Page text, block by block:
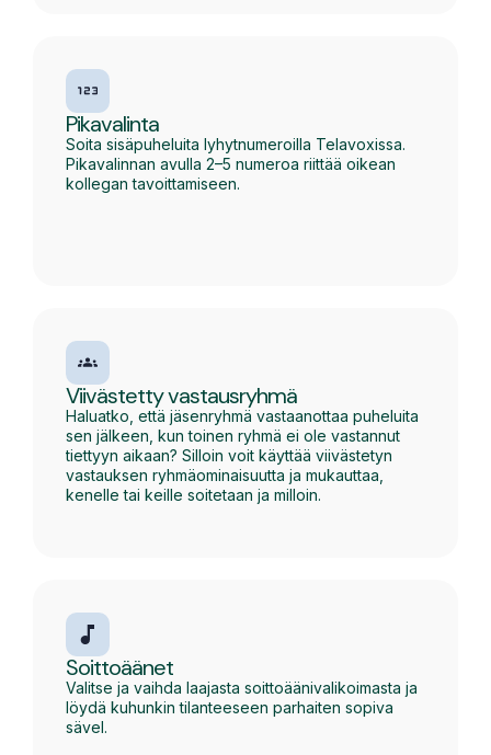
Pikavalinta
Soita sisäpuheluita lyhytnumeroilla Telavoxissa.
Pikavalinnan avulla 2–5 numeroa riittää oikean
kollegan tavoittamiseen.
Viivästetty vastausryhmä
Haluatko, että jäsenryhmä vastaanottaa puheluita
sen jälkeen, kun toinen ryhmä ei ole vastannut
tiettyyn aikaan? Silloin voit käyttää viivästetyn
vastauksen ryhmäominaisuutta ja mukauttaa,
kenelle tai keille soitetaan ja milloin.
Soittoäänet
Valitse ja vaihda laajasta soittoäänivalikoimasta ja
löydä kuhunkin tilanteeseen parhaiten sopiva
sävel.